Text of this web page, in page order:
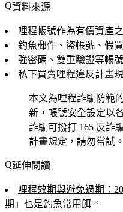
資料來源
哩程帳號作為有價資產
釣魚郵件、盜帳號、假
強密碼、雙重驗證等帳
私下買賣哩程違反計畫
本文為哩程詐騙防範
新，帳號安全設定以
詐騙可撥打 165 反詐
計畫規定，請勿嘗試。
延伸閱讀
哩程效期與避免過期：
期」也是釣魚常用餌。